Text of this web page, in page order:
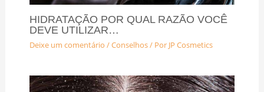
HIDRATAÇÃO POR QUAL RAZÃO VOCÊ
DEVE UTILIZAR…
Deixe um comentário /Conselhos/ Por JP Cosmetics